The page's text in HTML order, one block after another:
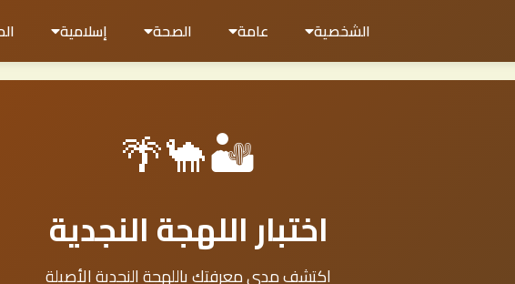
الشخصية عامة الصحة إسلامية
🏜️🐪🌴
اختبار اللهجة النجدية
اكتشف مدى معرفتك باللهجة النجدية الأصيلة